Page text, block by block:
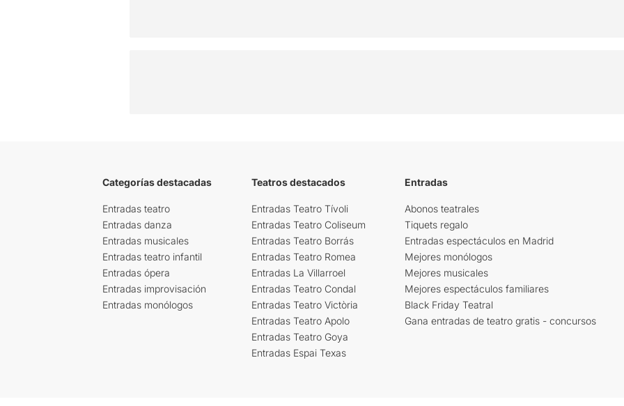
Categorías destacadas
Entradas teatro
Entradas danza
Entradas musicales
Entradas teatro infantil
Entradas ópera
Entradas improvisación
Entradas monólogos
Teatros destacados
Entradas Teatro Tívoli
Entradas Teatro Coliseum
Entradas Teatro Borrás
Entradas Teatro Romea
Entradas La Villarroel
Entradas Teatro Condal
Entradas Teatro Victòria
Entradas Teatro Apolo
Entradas Teatro Goya
Entradas Espai Texas
Entradas
Abonos teatrales
Tiquets regalo
Entradas espectáculos en Madrid
Mejores monólogos
Mejores musicales
Mejores espectáculos familiares
Black Friday Teatral
Gana entradas de teatro gratis - concursos